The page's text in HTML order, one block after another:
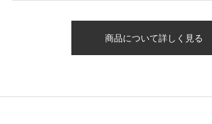
商品について詳しく見る